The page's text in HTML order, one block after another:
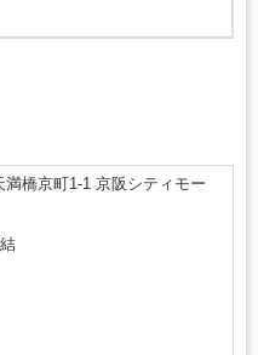
橋京町1-1 京阪シティモー